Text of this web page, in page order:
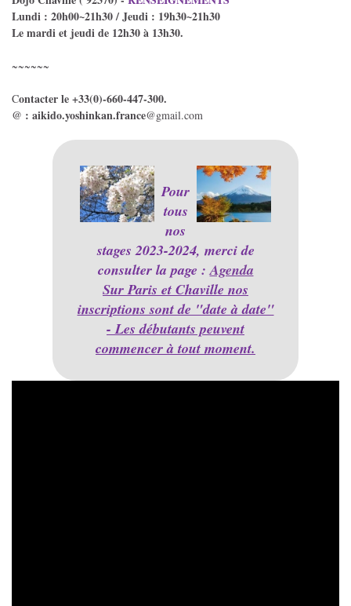
Lundi : 20h00~21h30 / Jeudi : 19h30~21h30
Le mardi et jeudi de 12h30 à 13h30.
~~~~~~
Contacter le +33(0)-660-447-300.
@ : aikido.yoshinkan.france@gmail.com
Pour
tous
nos
stages 2023-2024, merci de
consulter la page :Agenda
Sur Paris et Chaville nos
inscriptions sont de "date à date"
- Les débutants peuvent
commencer à tout moment.